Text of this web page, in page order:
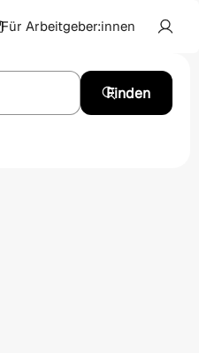
Für Arbeitgeber:innen
Finden